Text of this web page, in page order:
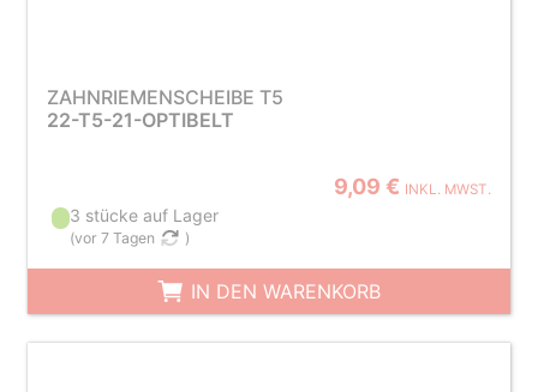
ZAHNRIEMENSCHEIBE T5
22-T5-21-OPTIBELT
9,09 € INKL. MWST.
3 stücke auf Lager
(vor 7 Tagen )
IN DEN WARENKORB